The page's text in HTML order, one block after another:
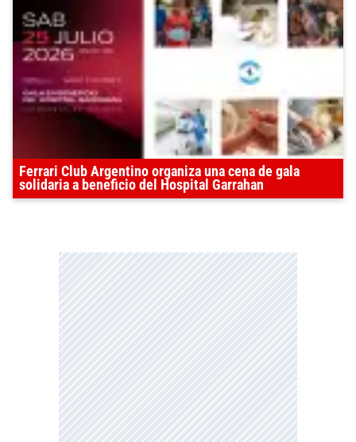
Ferrari Club Argentino organiza una cena de gala
solidaria a beneficio del Hospital Garrahan